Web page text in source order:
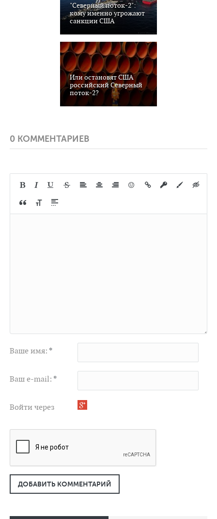
"Северный поток-2":
кому именно угрожают
санкции США
Или остановят США
российский Северный
поток-2?
0 КОММЕНТАРИЕВ
Ваше имя: *
Ваш e-mail: *
Войти через
ДОБАВИТЬ КОММЕНТАРИЙ